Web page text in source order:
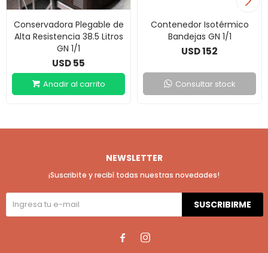
Conservadora Plegable de
Alta Resistencia 38.5 Litros
GN 1/1
USD55
Contenedor Isotérmico
Bandejas GN 1/1
USD152
Consultar stock
NEWSLETTER
¡Suscribite y recibí todas nuestras novedades!
SUSCRIBIRME
 